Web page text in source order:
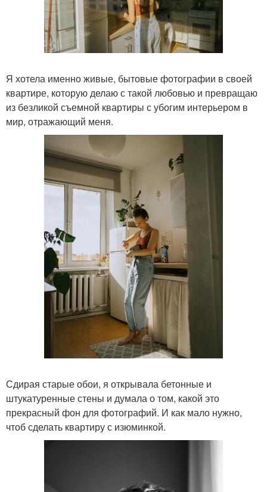
Я хотела именно живые, бытовые фотографии в своей
квартире, которую делаю с такой любовью и превращаю
из безликой съемной квартиры с убогим интерьером в
мир, отражающий меня.
Сдирая старые обои, я открывала бетонные и
штукатуренные стены и думала о том, какой это
прекрасный фон для фотографий. И как мало нужно,
чтоб сделать квартиру с изюминкой.